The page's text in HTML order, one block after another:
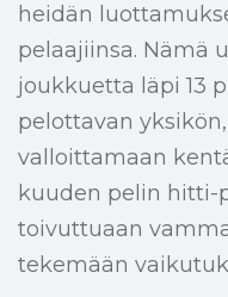
heidän
pelaajiinsa. Nämä
joukkuetta läpi 13
pelottavan
valloittamaan
kuuden pelin hitti-
toivuttuaan
tekemään